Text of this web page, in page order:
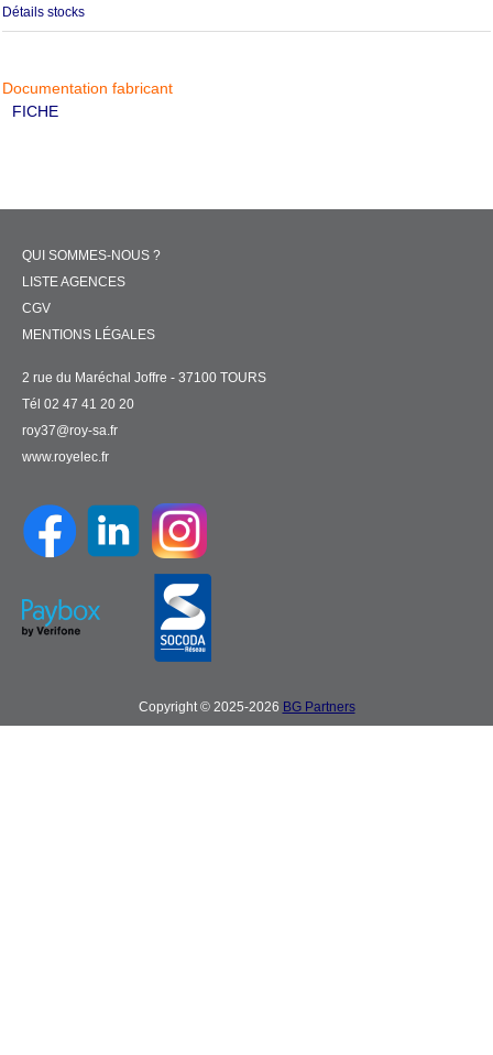
Détails stocks
Documentation fabricant
FICHE
QUI SOMMES-NOUS ?
LISTE AGENCES
CGV
MENTIONS LÉGALES
2 rue du Maréchal Joffre - 37100 TOURS
Tél 02 47 41 20 20
roy37@roy-sa.fr
www.royelec.fr
Copyright © 2025-2026 BG Partners